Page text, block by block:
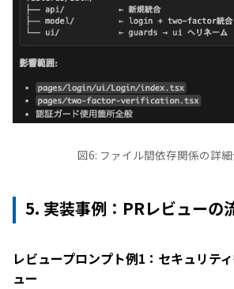
図6: ファイル間依存関係の詳
5. 実装事例：PRレビューの
レビュープロンプト例1：セキュリテ
ュー